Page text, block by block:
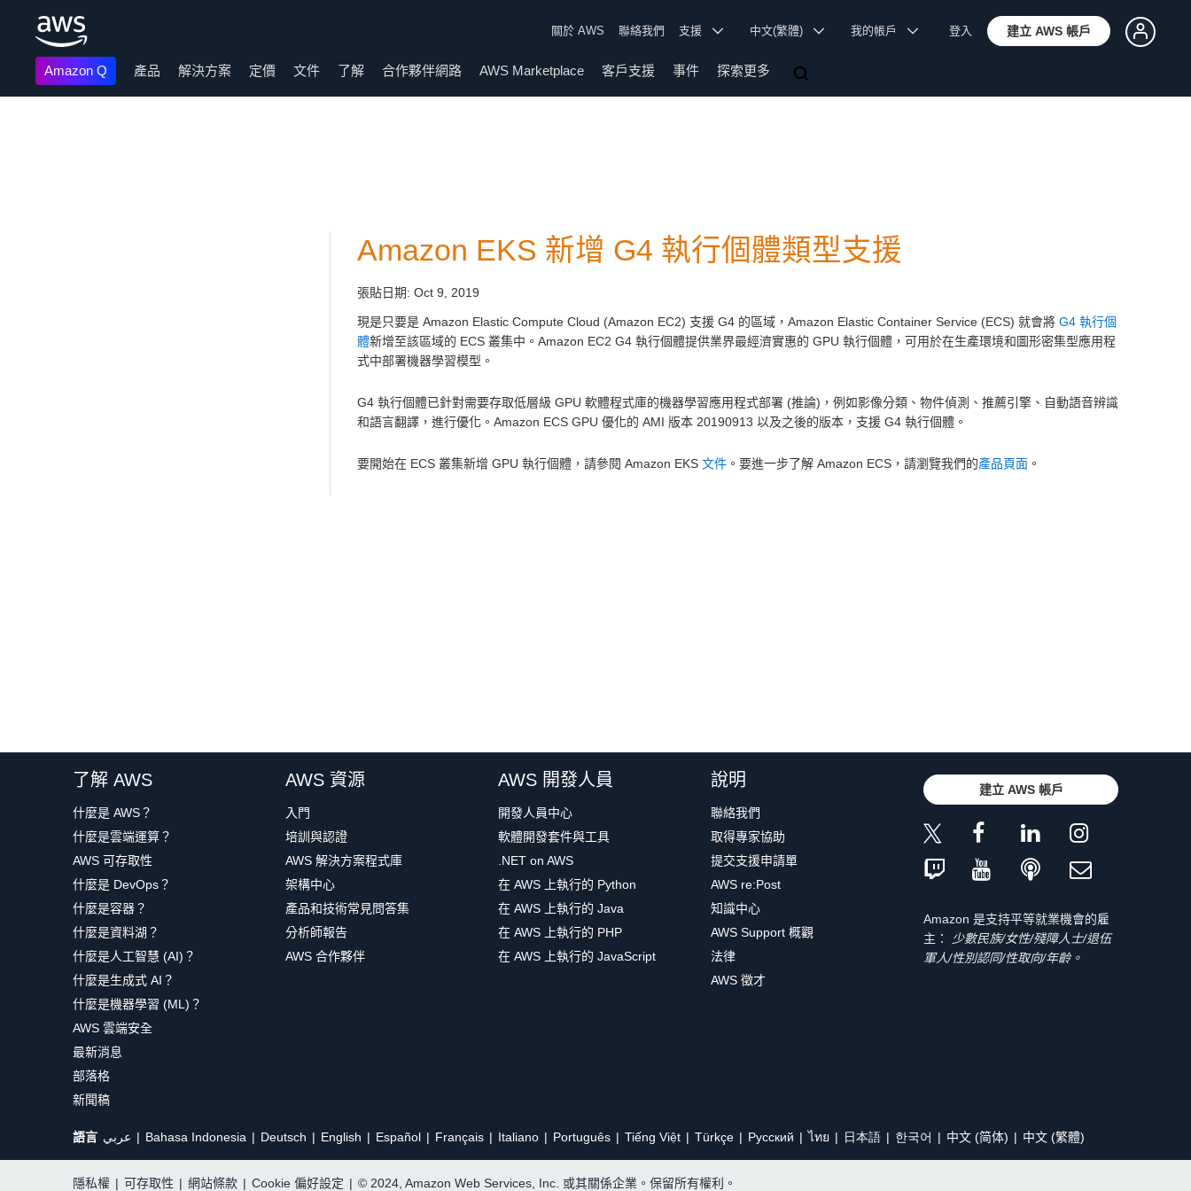
關於 AWS 聯絡我們 支援 中文(繁體) 我的帳戶 登入 建立 AWS 帳戶
Amazon Q 產品 解決方案 定價 文件 了解 合作夥伴網路 AWS Marketplace 客戶支援 事件 探索更多
Amazon EKS 新增 G4 執行個體類型支援
張貼日期: Oct 9, 2019
現是只要是 Amazon Elastic Compute Cloud (Amazon EC2) 支援 G4 的區域，Amazon Elastic Container Service (ECS) 就會將 G4 執行個
體新增至該區域的 ECS 叢集中。Amazon EC2 G4 執行個體提供業界最經濟實惠的 GPU 執行個體，可用於在生產環境和圖形密集型應用程
式中部署機器學習模型。
G4 執行個體已針對需要存取低層級 GPU 軟體程式庫的機器學習應用程式部署 (推論)，例如影像分類、物件偵測、推薦引擎、自動語音辨識
和語言翻譯，進行優化。Amazon ECS GPU 優化的 AMI 版本 20190913 以及之後的版本，支援 G4 執行個體。
要開始在 ECS 叢集新增 GPU 執行個體，請參閱 Amazon EKS 文件 。要進一步了解 Amazon ECS，請瀏覽我們的產品頁面 。
了解 AWS
什麼是 AWS？
什麼是雲端運算？
AWS 可存取性
什麼是 DevOps？
什麼是容器？
什麼是資料湖？
什麼是人工智慧 (AI)？
什麼是生成式 AI？
什麼是機器學習 (ML)？
AWS 雲端安全
最新消息
部落格
新聞稿
AWS 資源
入門
培訓與認證
AWS 解決方案程式庫
架構中心
產品和技術常見問答集
分析師報告
AWS 合作夥伴
AWS 開發人員
開發人員中心
軟體開發套件與工具
.NET on AWS
在 AWS 上執行的 Python
在 AWS 上執行的 Java
在 AWS 上執行的 PHP
在 AWS 上執行的 JavaScript
說明
聯絡我們
取得專家協助
提交支援申請單
AWS re:Post
知識中心
AWS Support 概觀
法律
AWS 徵才
建立 AWS 帳戶
Amazon 是支持平等就業機會的雇
主：
少數民族/女性/殘障人士/退伍
軍人/性別認同/性取向/年齡。
語言 عربي Bahasa Indonesia Deutsch English Español Français Italiano Português Tiếng Việt Türkçe Ρусский ไทย 日本語 한국어 中文 (简体) 中文 (繁體)
隱私權 | 可存取性 | 網站條款 | Cookie 偏好設定 | © 2024, Amazon Web Services, Inc. 或其關係企業。保留所有權利。